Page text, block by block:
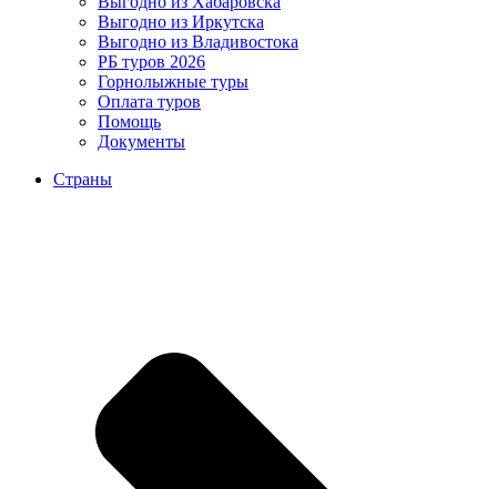
Выгодно из Иркутска
Выгодно из Владивостока
РБ туров 2026
Горнолыжные туры
Оплата туров
Помощь
Документы
Страны